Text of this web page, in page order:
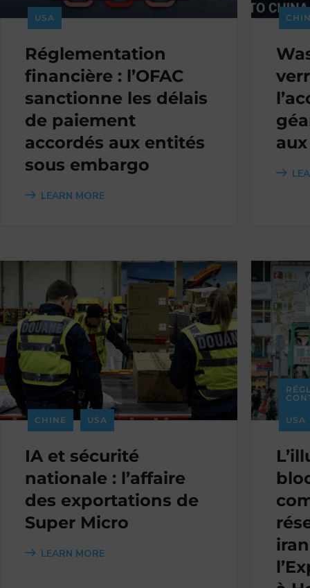
USA
Réglementation
financière : l’OFAC
sanctionne les délais
de paiement
accordés aux entités
sous embargo
LEARN MORE
CHINE USA
IA et sécurité
nationale : l’affaire
des exportations de
Super Micro
LEARN MORE
USA